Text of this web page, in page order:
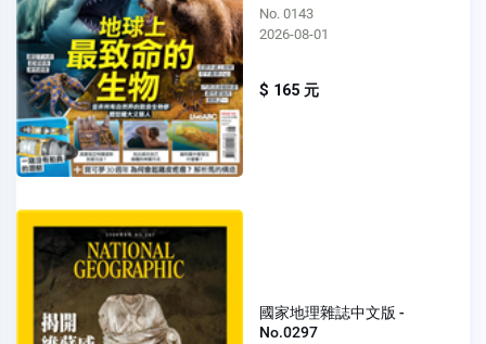
No. 0143
2026-08-01
$ 165 元
國家地理雜誌中文版 -
No.0297